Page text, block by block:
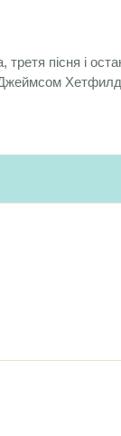
пісня і